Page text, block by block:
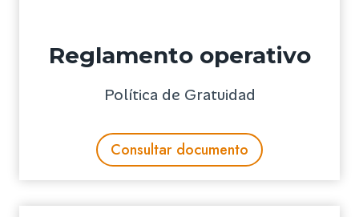
Reglamento operativo
Política de Gratuidad
Consultar documento